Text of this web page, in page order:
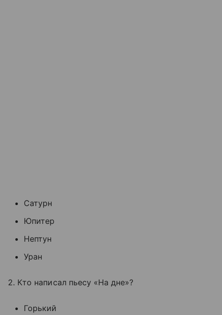
Сатурн
Юпитер
Нептун
Уран
2. Кто написал пьесу «На дне»?
Горький